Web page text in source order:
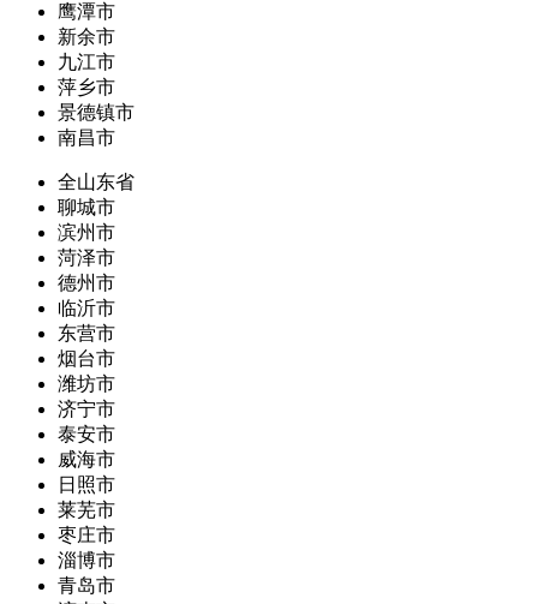
鹰潭市
新余市
九江市
萍乡市
景德镇市
南昌市
全山东省
聊城市
滨州市
菏泽市
德州市
临沂市
东营市
烟台市
潍坊市
济宁市
泰安市
威海市
日照市
莱芜市
枣庄市
淄博市
青岛市